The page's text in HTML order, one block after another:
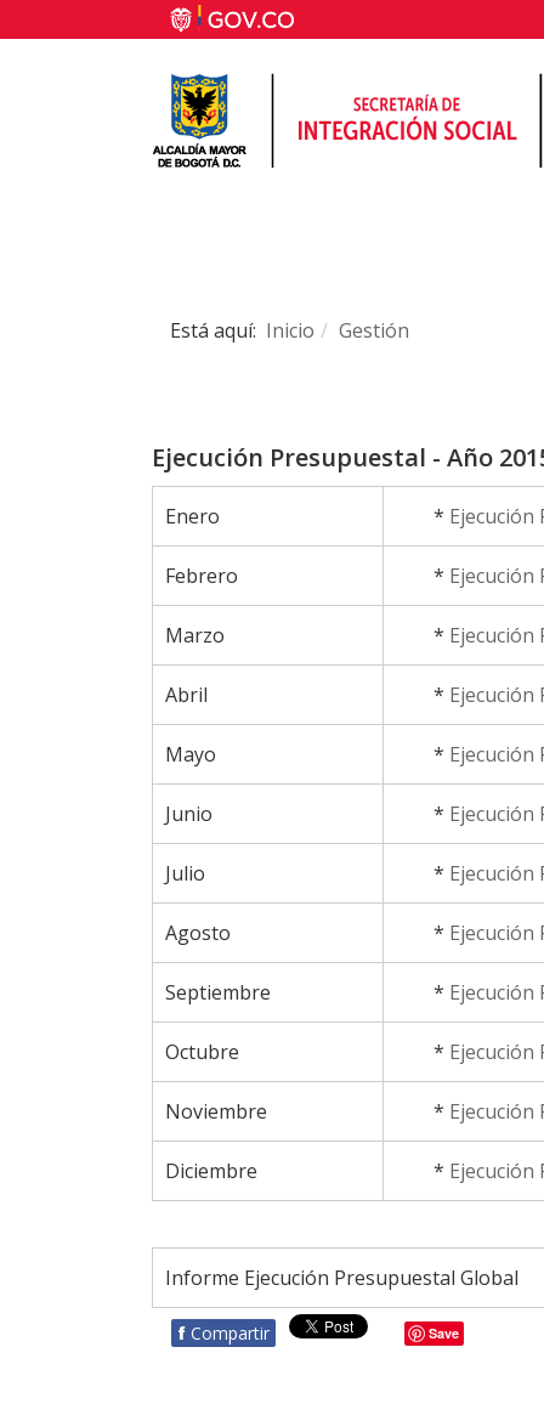
Está aquí: Inicio Gestión
Ejecución Presupuestal - Año
Enero * Ejecución
Febrero * Ejecución
Marzo * Ejecución
Abril * Ejecución
Mayo * Ejecución
Junio * Ejecución
Julio * Ejecución
Agosto * Ejecución
Septiembre * Ejecución
Octubre * Ejecución
Noviembre * Ejecución
Diciembre * Ejecución
Informe Ejecución Presupuestal Global
f Compartir Save